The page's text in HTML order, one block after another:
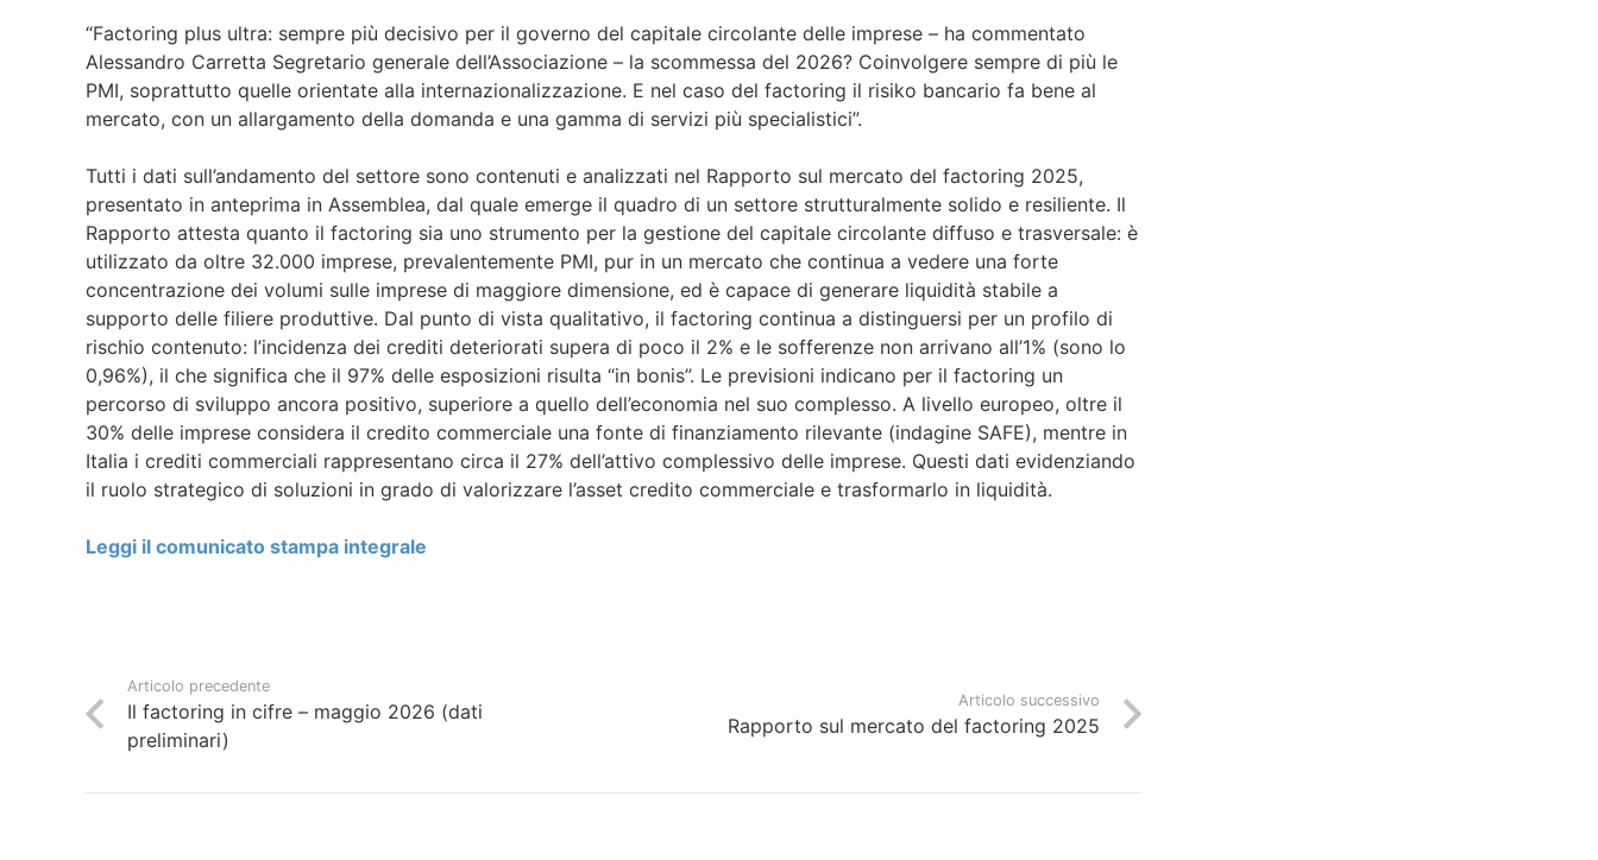
“Factoring plus ultra: sempre più decisivo per il governo del capitale circolante delle imprese – ha commentato
Alessandro Carretta Segretario generale dell’Associazione – la scommessa del 2026? Coinvolgere sempre di più le
PMI, soprattutto quelle orientate alla internazionalizzazione. E nel caso del factoring il risiko bancario fa bene al
mercato, con un allargamento della domanda e una gamma di servizi più specialistici”.
Tutti i dati sull’andamento del settore sono contenuti e analizzati nel Rapporto sul mercato del factoring 2025,
presentato in anteprima in Assemblea, dal quale emerge il quadro di un settore strutturalmente solido e resiliente. Il
Rapporto attesta quanto il factoring sia uno strumento per la gestione del capitale circolante diffuso e trasversale: è
utilizzato da oltre 32.000 imprese, prevalentemente PMI, pur in un mercato che continua a vedere una forte
concentrazione dei volumi sulle imprese di maggiore dimensione, ed è capace di generare liquidità stabile a
supporto delle filiere produttive. Dal punto di vista qualitativo, il factoring continua a distinguersi per un profilo di
rischio contenuto: l’incidenza dei crediti deteriorati supera di poco il 2% e le sofferenze non arrivano all’1% (sono lo
0,96%), il che significa che il 97% delle esposizioni risulta “in bonis”. Le previsioni indicano per il factoring un
percorso di sviluppo ancora positivo, superiore a quello dell’economia nel suo complesso. A livello europeo, oltre il
30% delle imprese considera il credito commerciale una fonte di finanziamento rilevante (indagine SAFE), mentre in
Italia i crediti commerciali rappresentano circa il 27% dell’attivo complessivo delle imprese. Questi dati evidenziando
il ruolo strategico di soluzioni in grado di valorizzare l’asset credito commerciale e trasformarlo in liquidità.
Leggi il comunicato stampa integrale
Articolo precedente
Il factoring in cifre – maggio 2026 (dati
preliminari)
Articolo successivo
Rapporto sul mercato del factoring 2025